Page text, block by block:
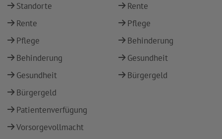
Standorte
Rente
Pflege
Behinderung
Gesundheit
Bürgergeld
Patientenverfügung
Vorsorgevollmacht
Rente
Pflege
Behinderung
Gesundheit
Bürgergeld